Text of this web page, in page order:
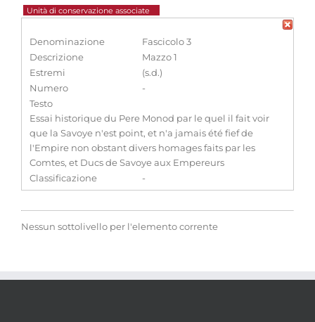
Unità di conservazione associate
Denominazione
Fascicolo 3
Descrizione
Mazzo 1
Estremi
(s.d.)
Numero
-
Testo
Essai historique du Pere Monod par le quel il fait voir
que la Savoye n'est point, et n'a jamais été fief de
l'Empire non obstant divers homages faits par les
Comtes, et Ducs de Savoye aux Empereurs
Classificazione
-
Nessun sottolivello per l'elemento corrente